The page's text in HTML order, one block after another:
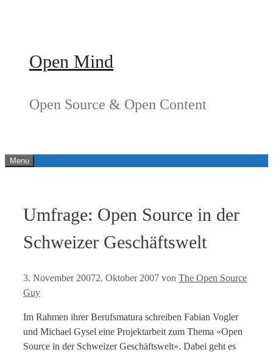
Open Mind
Open Source & Open Content
Menu
Umfrage: Open Source in der
Schweizer Geschäftswelt
3. November 20072. Oktober 2007 von The Open Source
Guy
Im Rahmen ihrer Berufsmatura schreiben Fabian Vogler
und Michael Gysel eine Projektarbeit zum Thema «Open
Source in der Schweizer Geschäftswelt». Dabei geht es